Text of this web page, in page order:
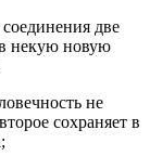
соединения две
некую новую
не
сохраняет в